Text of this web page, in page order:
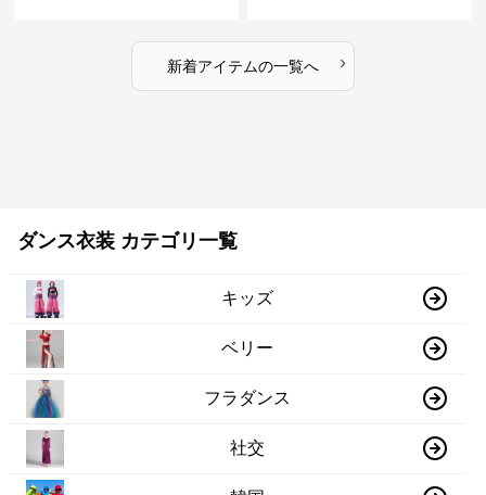
新着アイテムの一覧へ ›
ダンス衣装 カテゴリ一覧
キッズ
ベリー
フラダンス
社交